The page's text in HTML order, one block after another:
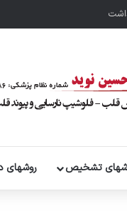
تشخیص روشهای